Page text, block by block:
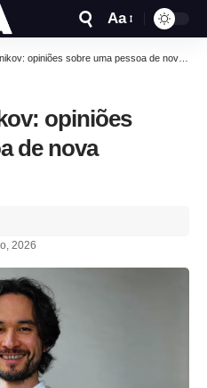
Aa
opiniões sobre uma pessoa de nova formação
opiniões
de nova
2026